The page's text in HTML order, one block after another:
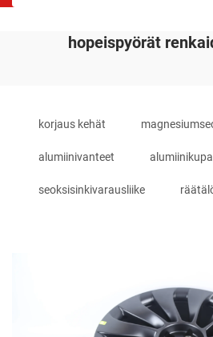
hopeispyörät
korjaus kehät
alumiinivanteet
seoksisinkivarausliike